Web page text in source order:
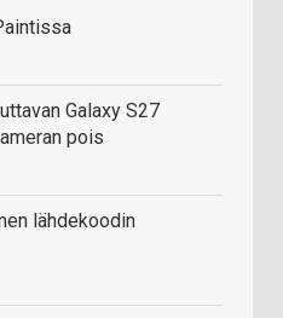
Galaxy S27
pois
lähdekoodin